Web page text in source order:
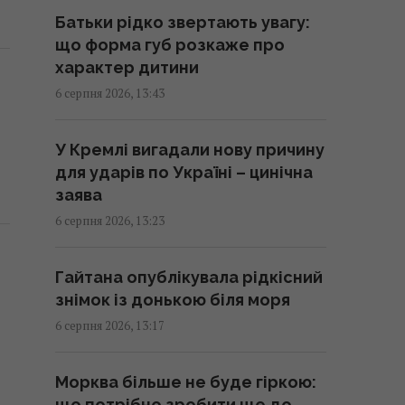
Дрон з вибухівкою біля
українського Ан-24 в Лейпцигу:
"Не припиняйте підтримувати":
Джамала закликала світ
Контролюючи судові інституції,
окремою гілкою влади, –
Батьки рідко звертають увагу:
що форма губ розкаже про
характер дитини
6 серпня 2026, 13:43
У Кремлі вигадали нову причину
для ударів по Україні – цинічна
заява
6 серпня 2026, 13:23
Гайтана опублікувала рідкісний
знімок із донькою біля моря
6 серпня 2026, 13:17
Морква більше не буде гіркою: